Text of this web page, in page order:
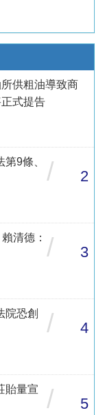
供粗油導致商
式提告
9條、
/ 2
清德： / 3
院恐創
/ 4
貽量宣
/ 5